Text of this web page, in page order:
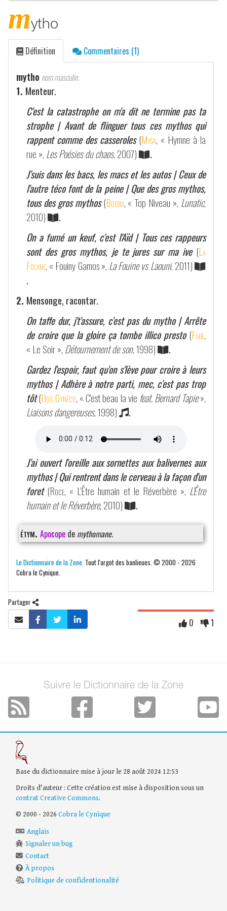
mytho
Définition Commentaires (1)
mytho nom masculin.
1. Menteur.
C'est la catastrophe on m'a dit ne termine pas ta
strophe | Avant de flinguer tous ces mythos qui
rappent comme des casseroles (Mysa, « Hymne à la
rue », Les Poésies du chaos, 2007)
.
J'suis dans les bacs, les macs et les autos | Ceux de
l'autre téco font de la peine | Que des gros mythos,
tous des gros mythos (Booba, « Top Niveau », Lunatic,
2010)
.
On a fumé un keuf, c'est l'Aïd | Tous ces rappeurs
sont des gros mythos, je te jures sur ma ive (La
Fouine, « Fouiny Gamos », La Fouine vs Laouni, 2011)
.
2. Mensonge, racontar.
On taffe dur, j't'assure, c'est pas du mytho | Arrête
de croire que la gloire ça tombe illico presto (Fabe,
« Le Soir », Détournement de son, 1998)
.
Gardez l'espoir, faut qu'on s'lève pour croire à leurs
mythos | Adhère à notre parti, mec, c'est pas trop
tôt (Doc Gynéco, « C'est beau la vie feat. Bernard Tapie»,
Liaisons dangereuses, 1998) .
J'ai ouvert l'oreille aux sornettes aux balivernes aux
mythos | Qui rentrent dans le cerveau à la façon d'un
foret (Roce, « L'Être humain et le Réverbère », L'Être
humain et le Réverbère, 2010)
.
étym. Apocope de mythomane.
Le Dictionnaire de la Zone . Tout l'argot des banlieues. © 2000 - 2026
Cobra le Cynique.
Partager
0 1
Suivre le Dictionnaire de la Zone
Base du dictionnaire mise à jour le 28 août 2024 12:53
Droits d'auteur : Cette création est mise à disposition sous un
contrat Creative Commons.
© 2000 - 2026 Cobra le Cynique
Anglais
Signaler un bug
Contact
À propos
Politique de confidentionalité